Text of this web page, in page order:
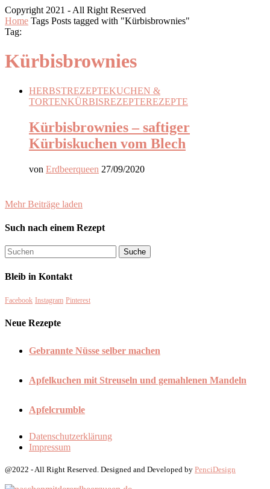
Copyright 2021 - All Right Reserved
Home Tags Posts tagged with "Kürbisbrownies"
Tag:
Kürbisbrownies
HERBSTREZEPTEKUCHEN &
TORTENKÜRBISREZEPTEREZEPTE
Kürbisbrownies – saftiger
Kürbiskuchen vom Blech
von Erdbeerqueen 27/09/2020
Mehr Beiträge laden
Such nach einem Rezept
Bleib in Kontakt
Facebook Instagram Pinterest
Neue Rezepte
Gebrannte Nüsse selber machen
Apfelkuchen mit Streuseln und gemahlenen Mandeln
Apfelcrumble
Datenschutzerklärung
Impressum
@2022 - All Right Reserved. Designed and Developed by PenciDesign